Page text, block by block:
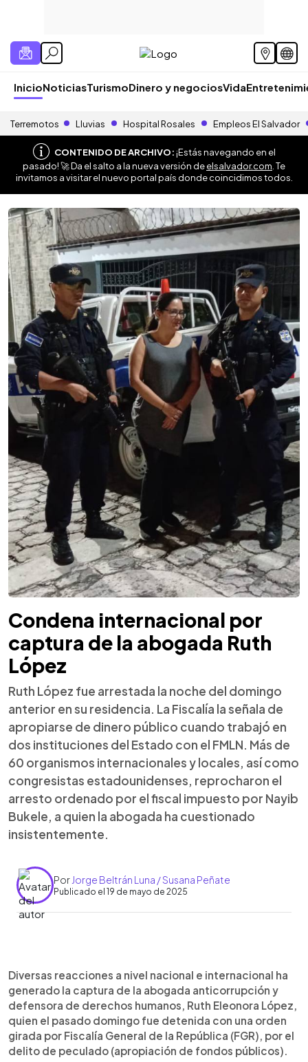
InicioNoticiasTurismoDinero y negociosVida
Terremotos Lluvias Hospital Rosales Empleos El Salvador
CONTENIDO DE ARCHIVO:¡Estás navegando en el
pasado! 🚀 Da el salto a la nueva versión deelsalvador.com . Te
invitamos a visitar el nuevo portal país donde coincidimos todos.
Condena internacional por
captura de la abogada Ruth
López
Ruth López fue arrestada la noche del domingo
anterior en su residencia. La Fiscalía la señala de
apropiarse de dinero público cuando trabajó en
dos instituciones del Estado con el FMLN. Más de
60 organismos internacionales y locales, así como
congresistas estadounidenses, reprocharon el
arresto ordenado por el fiscal impuesto por Nayib
Bukele, a quien la abogada ha cuestionado
insistentemente.
Por Jorge Beltrán Luna / Susana Peñate
Publicado el 19 de mayo de 2025
Escuchar artículo
Diversas reacciones a nivel nacional e internacional ha
generado la captura de la abogada anticorrupción y
defensora de derechos humanos, Ruth Eleonora López,
quien el pasado domingo fue detenida con una orden
girada por Fiscalía General de la República (FGR), por el
delito de peculado (apropiación de fondos públicos).